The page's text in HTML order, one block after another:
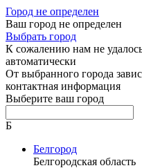
Город не определен
Ваш город не определен
Выбрать город
К сожалению нам не
автоматически
От выбранного города
контактная информация
Выберите ваш город
Б
Белгород
Белгородская область